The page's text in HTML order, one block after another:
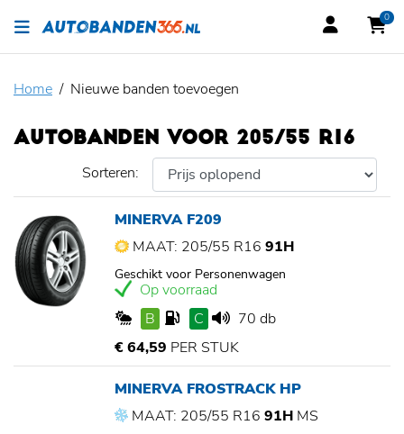
0
Home Nieuwe banden toevoegen
AUTOBANDEN VOOR 205/55 R16
Sorteren:
MINERVA F209
MAAT: 205/55 R16 91H
Geschikt voor Personenwagen
Op voorraad
B
C
70 db
€ 64,59 PER STUK
MINERVA FROSTRACK HP
MAAT: 205/55 R16 91H MS